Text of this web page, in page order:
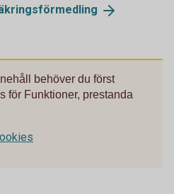
behöver du först
för Funktioner, prestanda